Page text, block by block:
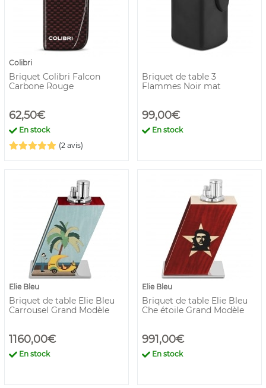
Colibri
Briquet Colibri Falcon
Carbone Rouge
62,50€
En stock
(2 avis)
Briquet de table 3
Flammes Noir mat
99,00€
En stock
Elie Bleu
Briquet de table Elie Bleu
Carrousel Grand Modèle
1160,00€
En stock
Elie Bleu
Briquet de table Elie Bleu
Che étoile Grand Modèle
991,00€
En stock